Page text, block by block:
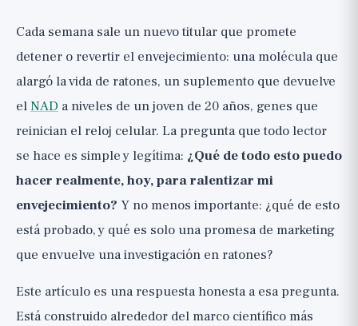
los extremos de los cromosomas
4. Pérdida de la homeostasis de proteínas
5. Autofagia desactivada: el sistema de
reciclaje celular
6. Detección de nutrientes alterada: vías
mTOR, AMPK y restricción calórica
energéticas
Cada semana sale un nuevo titular que promete
detener o revertir el envejecimiento: una molécula que
alargó la vida de ratones, un suplemento que devuelve
elNAD a niveles de un joven de 20 años, genes que
reinician el reloj celular. La pregunta que todo lector
se hace es simple y legítima: ¿Qué de todo esto puedo
hacer realmente, hoy, para ralentizar mi
envejecimiento? Y no menos importante: ¿qué de esto
está probado, y qué es solo una promesa de marketing
que envuelve una investigación en ratones?
Este artículo es una respuesta honesta a esa pregunta.
Está construido alrededor del marco científico más